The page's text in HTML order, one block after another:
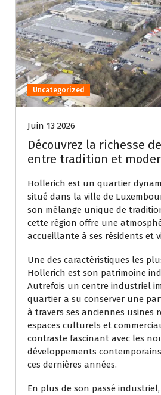
Uncategorized
Juin 13 2026
Découvrez la richesse
entre tradition et
Hollerich est un quartier
situé dans la ville de
son mélange unique de
cette région offre une
accueillante à ses résidents et
Une des caractéristiques les
Hollerich est son patrimoine
Autrefois un centre industriel
quartier a su conserver une
à travers ses anciennes usines
espaces culturels et
contraste fascinant avec les
développements
ces dernières années.
En plus de son passé